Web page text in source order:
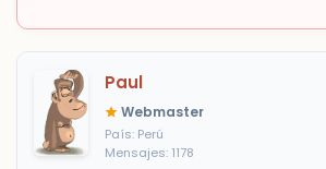
Paul
Webmaster
País: Perú
Mensajes: 1178